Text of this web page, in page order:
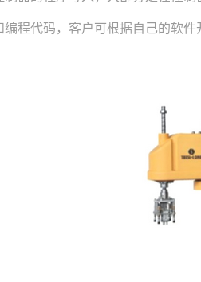
代码，客户可根据自己的软件